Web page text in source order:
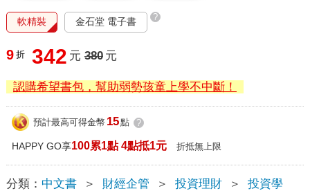
軟精裝 金石堂 電子書 ?
9 折 342 元 380 元
認購希望書包，幫助弱勢孩童上學不中斷！
預計最高可得金幣 15點 ?
HAPPY GO享100累1點 4點抵1元 折抵無上限
分類： 中文書 ＞ 財經企管 ＞ 投資理財 ＞ 投資學